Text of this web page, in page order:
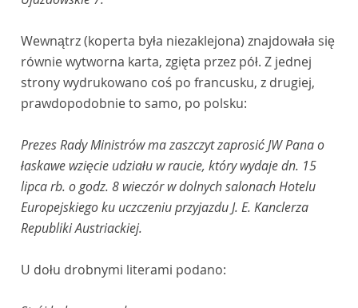
Wewnątrz (koperta była niezaklejona) znajdowała się
równie wytworna karta, zgięta przez pół. Z jednej
strony wydrukowano coś po francusku, z drugiej,
prawdopodobnie to samo, po polsku:
Prezes Rady Ministrów ma zaszczyt zaprosić JW Pana o
łaskawe wzięcie udziału w raucie, który wydaje dn. 15
lipca rb. o godz. 8 wieczór w dolnych salonach Hotelu
Europejskiego ku uczczeniu przyjazdu J. E. Kanclerza
Republiki Austriackiej.
U dołu drobnymi literami podano: